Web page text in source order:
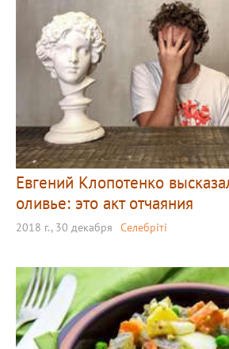
Евгений Клопотенко
оливье: это акт отчаяния
2018 г., 30 декабря Селебріті